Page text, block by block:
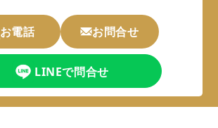
お電話 お問合せ
LINEで問合せ